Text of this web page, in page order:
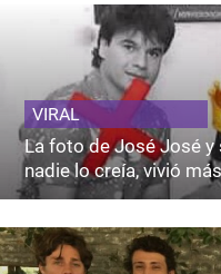
VIRAL
La foto de José José y
nadie lo creía, vivió